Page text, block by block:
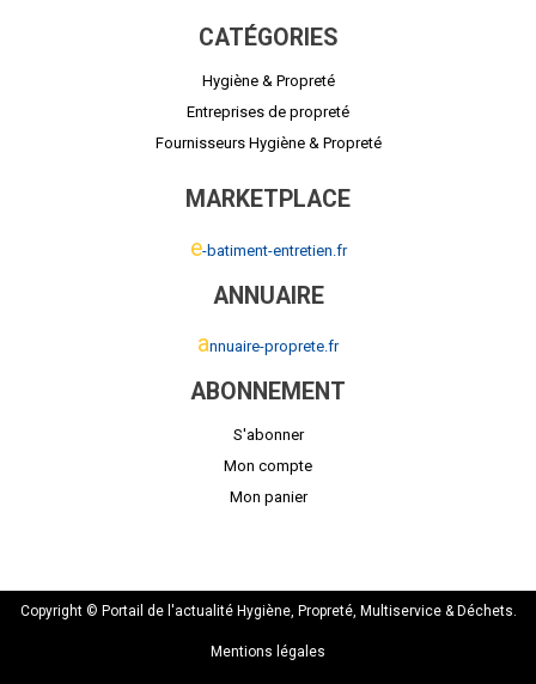
CATÉGORIES
Hygiène & Propreté
Entreprises de propreté
Fournisseurs Hygiène & Propreté
MARKETPLACE
e-batiment-entretien.fr
ANNUAIRE
annuaire-proprete.fr
ABONNEMENT
S'abonner
Mon compte
Mon panier
Copyright © Portail de l'actualité Hygiène, Propreté, Multiservice & Déchets.
Mentions légales